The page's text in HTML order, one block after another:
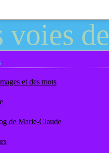
et des mots
de Marie-Claude